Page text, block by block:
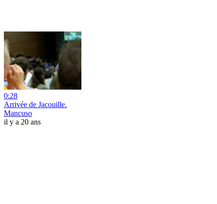
0:28
Arrivée de Jacouille.
Mancuso
il y a 20 ans